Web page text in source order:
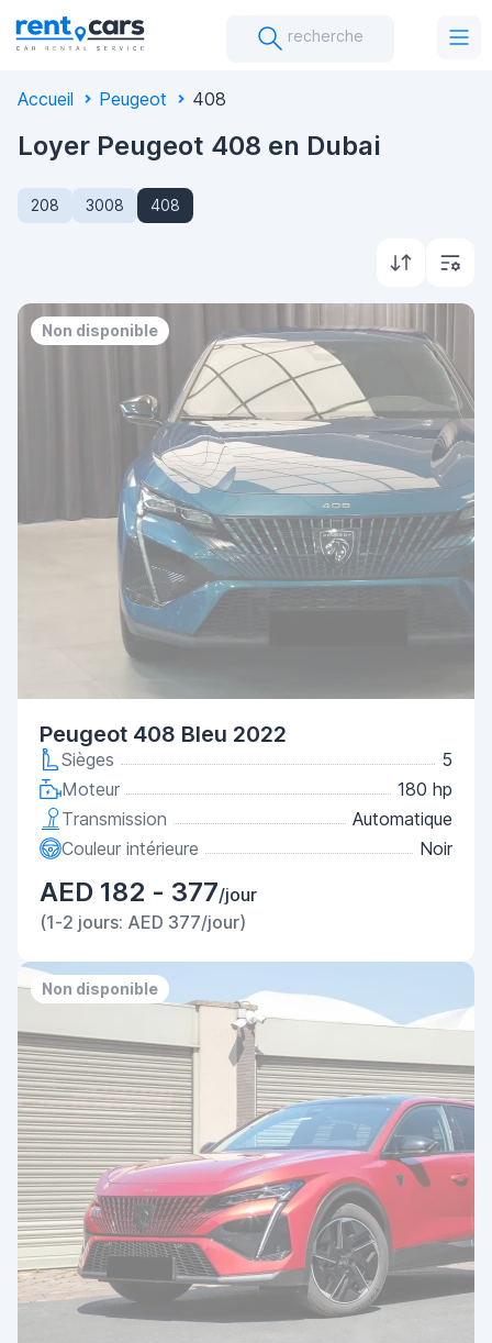
recherche
Accueil Peugeot 408
Loyer Peugeot 408 en Dubai
208 3008 408
Non disponible
Peugeot 408 Bleu 2022
Sièges
5
Moteur
180 hp
Transmission
Automatique
Couleur intérieure
Noir
AED 182 - 377/jour
(1-2 jours: AED 377/jour)
Non disponible